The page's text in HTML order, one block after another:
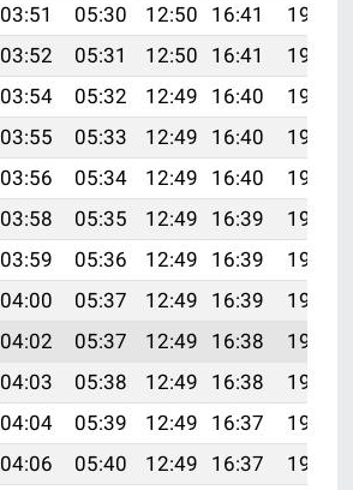
03:51 05:30 12:50 16:41
19:59
03:52 05:31 12:50 16:41
19:58
03:54 05:32 12:49 16:40
19:57
03:55 05:33 12:49 16:40
19:56
03:56 05:34 12:49 16:40
19:55
03:58 05:35 12:49 16:39
19:54
03:59 05:36 12:49 16:39
19:53
04:00 05:37 12:49 16:39
19:52
04:02 05:37 12:49 16:38
19:50
04:03 05:38 12:49 16:38
19:49
04:04 05:39 12:49 16:37
19:48
04:06 05:40 12:49 16:37
19:47